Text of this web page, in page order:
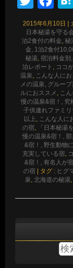
2015年6月10日
日本秘湯を守る
泊2食付の料金, 秘
金, 1泊2食付
秘湯, 宿泊料金別
泊レポート , ココ
温泉, こんな人に
メの温泉, グルー
ルにおススメ , こ
慢の温泉&宿！, 究
子供連れファミ
以上, こんな人に
の宿, 「日本秘湯
慢の温泉&宿！,
&宿！, 野生動物
充実している宿,
&宿！, 有名人が
の宿
タグ : ヒグ
泉, 北海道の秘湯,